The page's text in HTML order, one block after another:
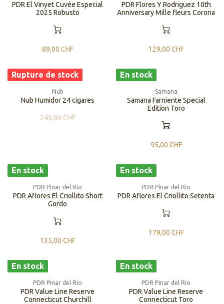
PDR El Vinyet Cuvée Especial
2025 Robusto
89,00 CHF
PDR Flores Y Rodriguez 10th
Anniversary Mille fleurs Corona
129,00 CHF
Rupture de stock
Nub
Nub Humidor 24 cigares
249,00 CHF
En stock
Samana
Samana Farniente Special
Edition Toro
95,00 CHF
En stock
PDR Pinar del Rio
PDR Aflores El Criollito Short
Gordo
135,00 CHF
En stock
PDR Pinar del Rio
PDR Aflores El Criollito Setenta
179,00 CHF
En stock
PDR Pinar del Rio
PDR Value Line Reserve
Connecticut Churchill
En stock
PDR Pinar del Rio
PDR Value Line Reserve
Connecticut Toro